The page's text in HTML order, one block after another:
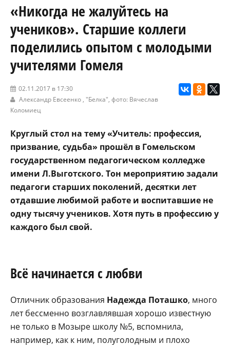
«Никогда не жалуйтесь на
учеников». Старшие коллеги
поделились опытом с молодыми
учителями Гомеля
02.11.2017 в 17:30
Александр Евсеенко , "Белка", фото: Вячеслав
Коломиец
Круглый стол на тему «Учи­тель: профессия,
призвание, судьба» прошёл в Гомельском
государственном педагоги­ческом колледже
имени Л.Выготского. Тон мероприя­тию задали
педагоги старших поколений, десятки лет
отдав­шие любимой работе и воспи­тавшие не
одну тысячу учени­ков. Хотя путь в профессию у
каждого был свой.
Всё начинается с любви
Отличник образования Надежда Поташко, много
лет бессменно возглавлявшая хорошо известную
не только в Мозыре школу №5, вспомни­ла,
например, как к ним, полу­голодным и плохо